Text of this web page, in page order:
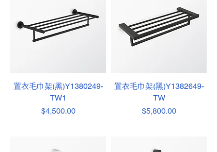
置衣毛巾架(黑)Y1380249-
TW1
價格
$4,500.00
置衣毛巾架(黑)Y1382649-
TW
價格
$5,800.00